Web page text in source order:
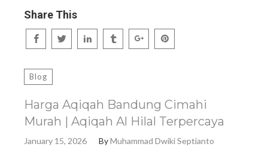
Share This
Blog
Harga Aqiqah Bandung Cimahi
Murah | Aqiqah Al Hilal Terpercaya
January 15, 2026 ByMuhammad Dwiki Septianto